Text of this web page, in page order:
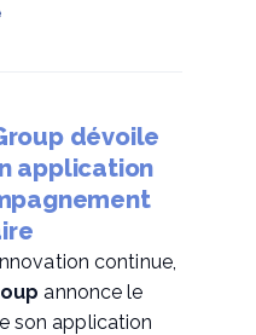
dévoile
application
continue,
annonce le
son application